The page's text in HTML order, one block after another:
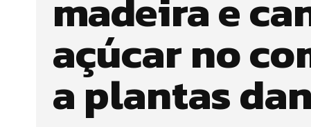
açúcar no
a plantas